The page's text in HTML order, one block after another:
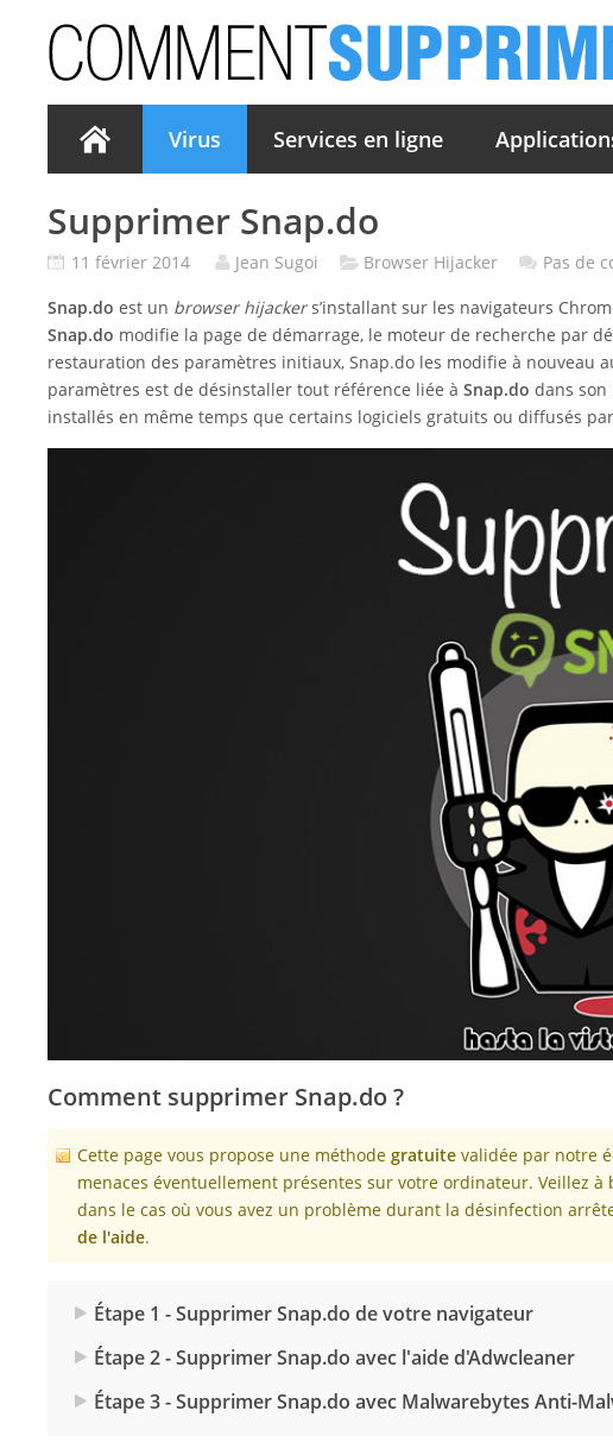
Virus Services en ligne
Supprimer Snap.do
11 février 2014 Jean Sugoi Browser Hijacker
Pas de
Snap.do est un browser hijackers’installant sur les navigateurs
Snap.do modifie la page de démarrage, le moteur de recherche par
restauration des paramètres initiaux, Snap.do les modifie à nouveau
paramètres est de désinstaller tout référence liée à Snap.do dans son
installés en même temps que certains logiciels gratuits ou diffusés
Comment supprimer Snap.do ?
Cette page vous propose une méthode gratuite validée par notre
menaces éventuellement présentes sur votre ordinateur. Veillez
dans le cas où vous avez un problème durant la désinfection
de l'aide.
Étape 1 - Supprimer Snap.do de votre navigateur
Étape 2 - Supprimer Snap.do avec l'aide d'Adwcleaner
Étape 3 - Supprimer Snap.do avec Malwarebytes Anti-